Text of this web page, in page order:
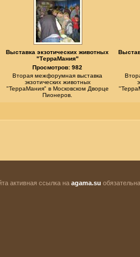
Выставка экзотических животных
"ТерраМания"
Просмотров: 982
Вторая межфорумная выставка
экзотических животных
"ТерраМания" в Московском Дворце
Пионеров.
активная ссылка на agama.su